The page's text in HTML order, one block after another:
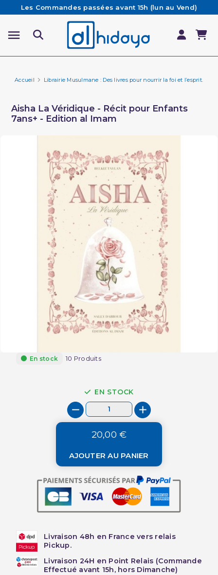
Les Commandes passées avant 15h (lun au Vend)
sont préparées et expédiées le jour même
Besoin d'aide ? Retrouvez notre FAQ
Livraison offerte à partir de 65€ d'achat*
Accueil Librairie Musulmane : Des livres pour nourrir la foi et l’esprit.
Aisha La Véridique - Récit pour Enfants
7ans+ - Edition al Imam
En stock 10 Produits
EN STOCK
20,00 €
AJOUTER AU PANIER
Livraison 48h en France vers relais
Pickup.
Livraison 24H en Point Relais (Commande
Effectué avant 15h, hors Dimanche)